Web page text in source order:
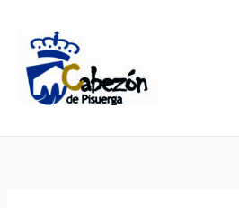
contenido